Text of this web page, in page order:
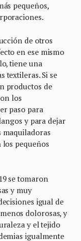
pequeños,
de otros
en ese mismo
tiene una
textileras. Si se
productos de
los
paso para
y para dejar
maquiladoras
los pequeños
se tomaron
y muy
igual de
dolorosas, y
y el tejido
igualmente